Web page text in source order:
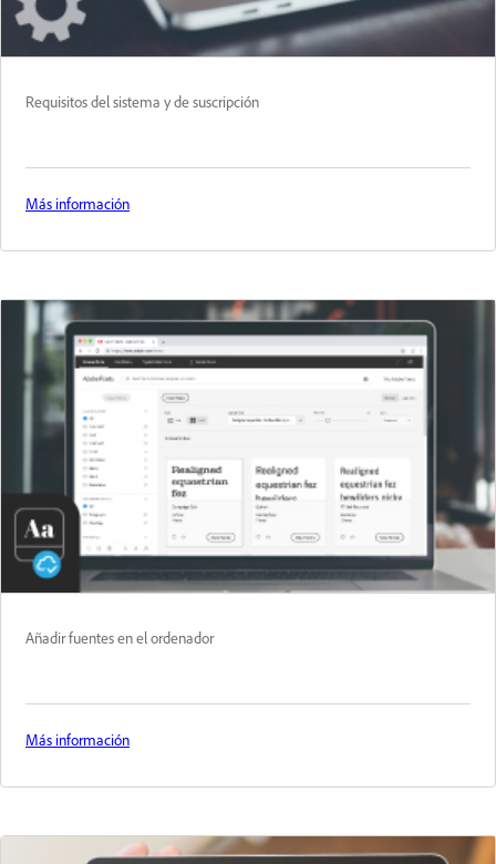
Requisitos del sistema y de suscripción
Más información
Añadir fuentes en el ordenador
Más información